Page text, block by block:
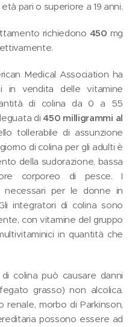
pari o superiore a 19 anni.
richiedono 450 mg
Medical Association ha
in vendita delle vitamine
di colina da 0 a 55
di450 milligrammi al
tollerabile di assunzione
di colina per gli adulti è
della sudorazione, bassa
corporeo di pesce. I
necessari per le donne in
integratori di colina sono
con vitamine del gruppo
in quantità che
colina può causare danni
grasso) non alcolica.
renale, morbo di Parkinson,
possono essere ad